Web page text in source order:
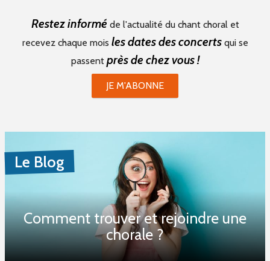
Restez informé de l'actualité du chant choral et
recevez chaque mois les dates des concertsqui se
passent près de chez vous !
JE M'ABONNE
Le Blog
Comment trouver et rejoindre une
chorale ?